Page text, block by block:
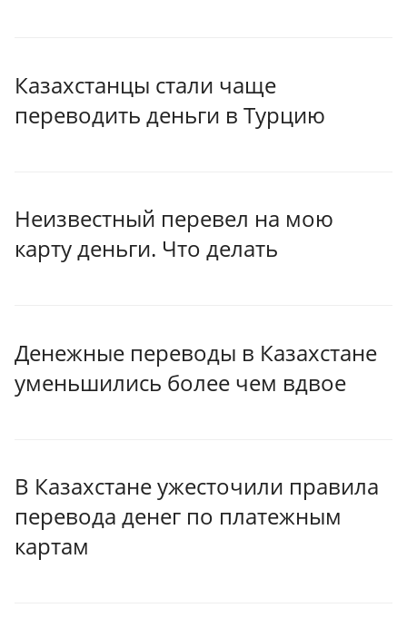
Казахстанцы стали чаще
переводить деньги в Турцию
Неизвестный перевел на мою
карту деньги. Что делать
Денежные переводы в Казахстане
уменьшились более чем вдвое
В Казахстане ужесточили правила
перевода денег по платежным
картам